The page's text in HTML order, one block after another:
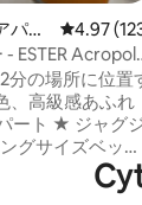
パー
レビュー
4.97
ESTER
分の場所に位置
、高級感あふれ
ャグジ
グサイズベッ
TV ★ネスプレ